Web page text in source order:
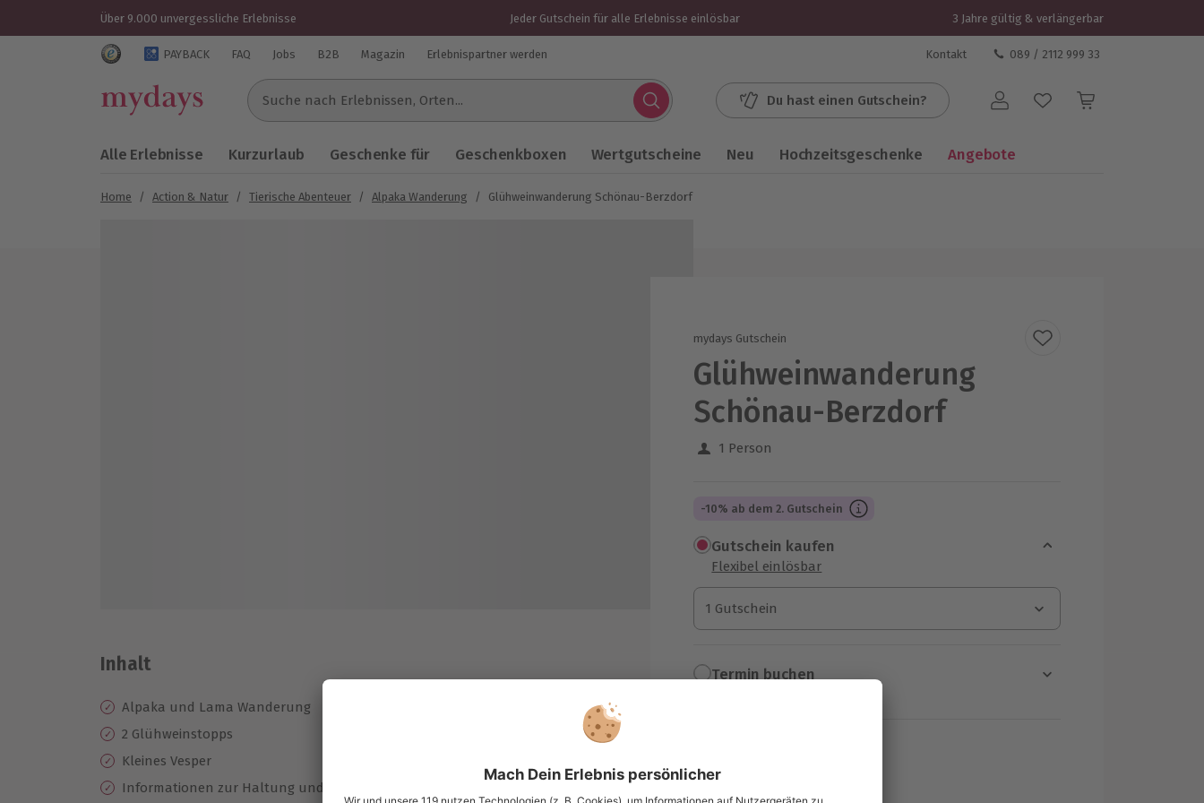
Über 9.000 unvergessliche Erlebnisse Jeder Gutschein für alle Erlebnisse einlösbar 3 Jahre gültig & verlängerbar
Trustedshops Bewertungen für mydays.de
PAYBACK FAQ Jobs B2B Magazin Erlebnispartner werden Kontakt 089 / 2112 999 33
Suche nach Erlebnissen...
Du hast einen Gutschein? Benutzerkonto
Alle Erlebnisse Kurzurlaub Geschenke für Geschenkboxen Wertgutscheine Neu Hochzeitsgeschenke Angebote
Home / Action & Natur / Tierische Abenteuer / Alpaka Wanderung / Glühweinwanderung Schönau-Berzdorf
mydays Gutschein
Glühweinwanderung
Schönau-Berzdorf
1 Person
-10% ab dem 2. Gutschein
Gutschein kaufen
Flexibel einlösbar
1 Gutschein
1 Gutschein
1 Gutschein
Termin buchen
40,90 €
zzgl. Versand (inkl. MwSt.)
Inhalt
Alpaka und Lama Wanderung
2 Glühweinstopps
Kleines Vesper
Informationen zur Haltung und Herkunft der Tiere